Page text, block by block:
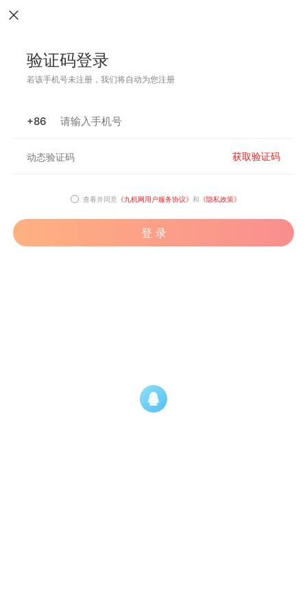
验证码登录
若该手机号未注册，我们将自动为您注册
+86
获取验证码
查看并同意 《九机网用户服务协议》 和 《隐私政策》
登 录